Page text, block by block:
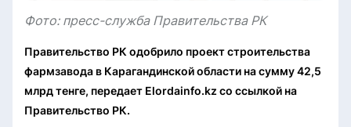
Фото: пресс-служба Правительства РК
Правительство РК одобрило проект строительства
фармзавода в Карагандинской области на сумму 42,5
млрд тенге, передает Elordainfo.kz со ссылкой на
Правительство РК.